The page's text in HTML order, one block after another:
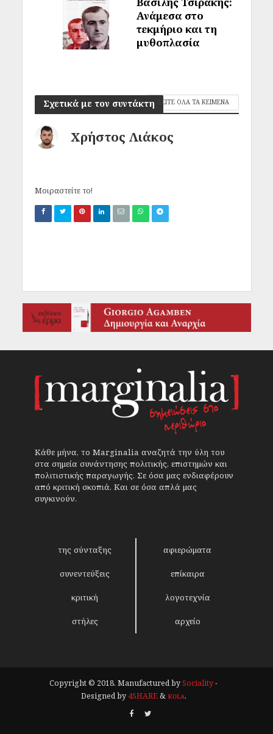
Ανάμεσα στο
τεκμήριο και τη
μυθοπλασία
Σχετικά με τον συντάκτη ΔΕΙΤΕ ΟΛΑ ΤΑ ΚΕΙΜΕΝΑ
Χρήστος Λιάκος
Μοιραστείτε το!
Κάθε μήνα, το Marginalia αναζητά την ύλη του
στα σημεία συνάντησης πολιτικής, επιστημών και
πολιτιστικής παραγωγής. Σε όσα μας ενδιαφέρουν
από κριτική σκοπιά. Και σε όσα απλά μας
συγκινούν.
της σύνταξης αφιερώματα
συνεντεύξεις επίκαιρα
κριτική λογοτεχνία
στήλες αρχείο
Copyright © 2018. Manufactured bySociality-
Designed by4SHARE&кʊʟᴀ.